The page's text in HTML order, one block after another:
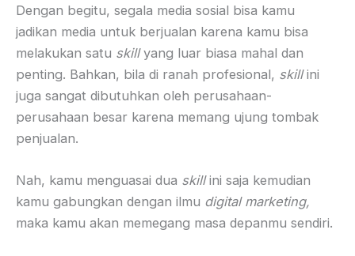
Dengan begitu, segala media sosial bisa kamu
jadikan media untuk berjualan karena kamu bisa
melakukan satu skillyang luar biasa mahal dan
penting. Bahkan, bila di ranah profesional, skillini
juga sangat dibutuhkan oleh perusahaan-
perusahaan besar karena memang ujung tombak
penjualan.
Nah, kamu menguasai dua skillini saja kemudian
kamu gabungkan dengan ilmu digital marketing,
maka kamu akan memegang masa depanmu sendiri.